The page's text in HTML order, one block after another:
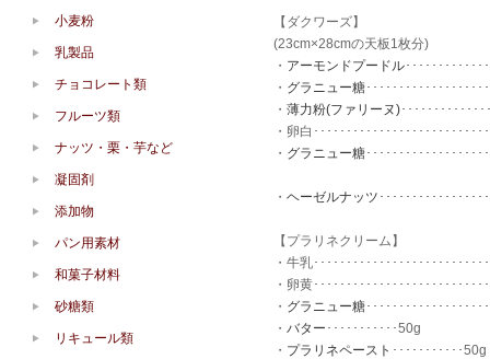
【ダクワーズ】
(23cm×28cmの天板1枚分)
・ アーモンドプードル･･･････････
・ グラニュー糖･･････････････････
・ 薄力粉(ファリーヌ)････････････
・卵白･････････････････････････
・ グラニュー糖･･････････････････
・ ヘーゼルナッツ ････････････････
【プラリネクリーム】
・牛乳･･････････････････････････
・卵黄･･････････････････････････
・ グラニュー糖･･････････････････
・ バター ･･･････････50g
・ プラリネペースト ･･･････････50g
小麦粉
乳製品
チョコレート類
フルーツ類
ナッツ・栗・芋など
凝固剤
添加物
パン用素材
和菓子材料
砂糖類
リキュール類